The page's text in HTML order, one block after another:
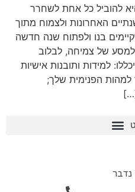
להוביל כל אחת לשחרר
האחרונות ולצמוח מתוך
בנו ולפתוח שנה חדשה
של צמיחה, לבלוב
למידות ותובנות אישיות
למהות הפנימית שלך;
נדבר